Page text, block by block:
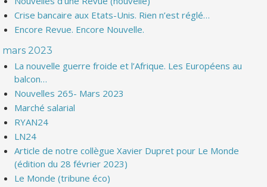
Crise bancaire aux Etats-Unis. Rien n’est réglé…
Encore Revue. Encore Nouvelle.
mars 2023
La nouvelle guerre froide et l’Afrique. Les Européens au
balcon…
Nouvelles 265- Mars 2023
Marché salarial
RYAN24
LN24
Article de notre collègue Xavier Dupret pour Le Monde
(édition du 28 février 2023)
Le Monde (tribune éco)